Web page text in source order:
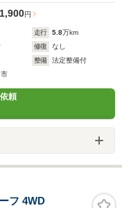
円
走行 5.8万km
修復
なし
整備
法定整備付
頼
フ 4WD